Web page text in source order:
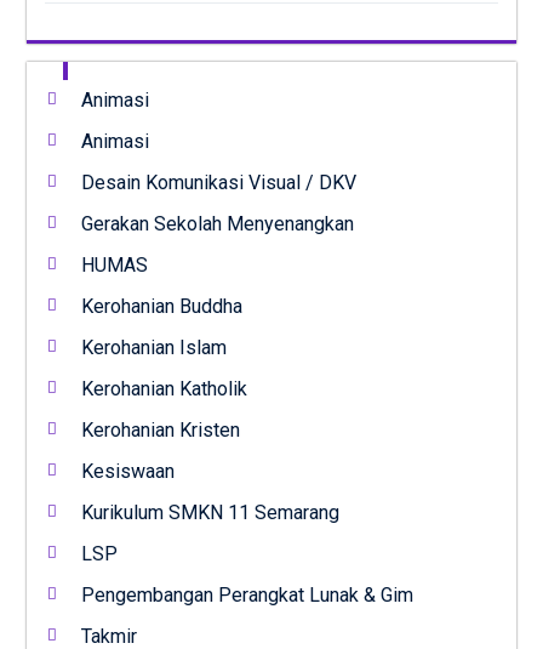
Animasi
Animasi
Desain Komunikasi Visual / DKV
Gerakan Sekolah Menyenangkan
HUMAS
Kerohanian Buddha
Kerohanian Islam
Kerohanian Katholik
Kerohanian Kristen
Kesiswaan
Kurikulum SMKN 11 Semarang
LSP
Pengembangan Perangkat Lunak & Gim
Takmir